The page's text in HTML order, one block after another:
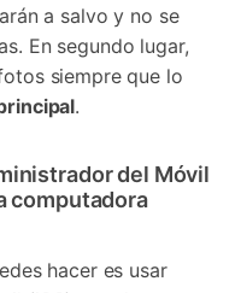
a salvo y no se
En segundo lugar,
siempre que lo
.
del Móvil
computadora
hacer es usar